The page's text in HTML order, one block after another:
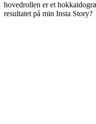
hovedrollen er et
resultatet på min Insta Story?